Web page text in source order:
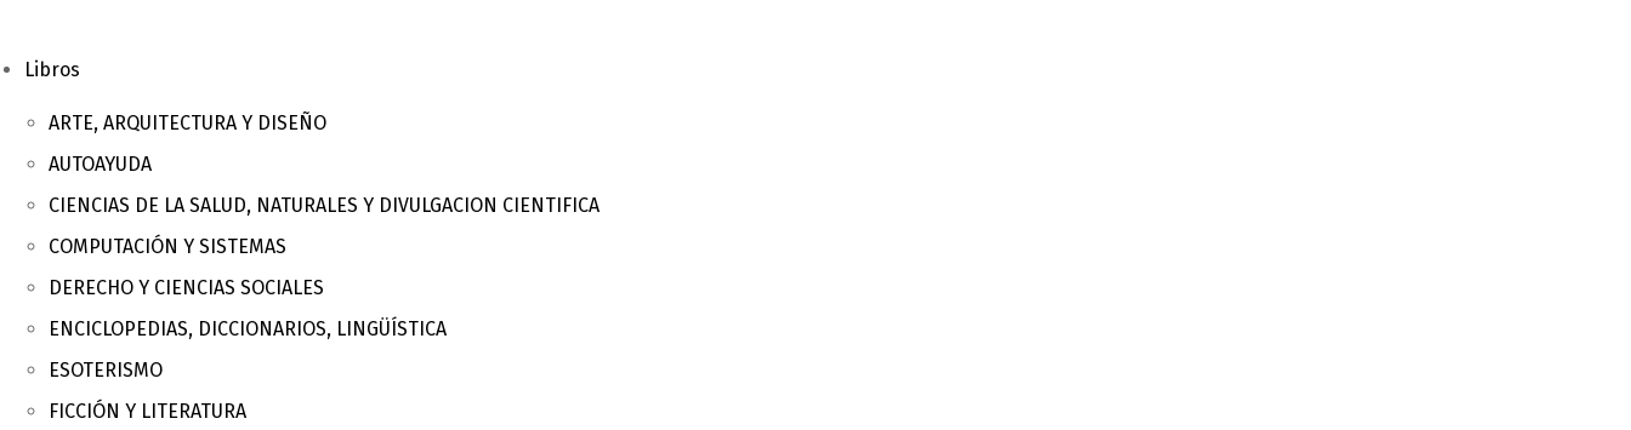
Libros
ARTE, ARQUITECTURA Y DISEÑO
AUTOAYUDA
CIENCIAS DE LA SALUD, NATURALES Y DIVULGACION CIENTIFICA
COMPUTACIÓN Y SISTEMAS
DERECHO Y CIENCIAS SOCIALES
ENCICLOPEDIAS, DICCIONARIOS, LINGÜÍSTICA
ESOTERISMO
FICCIÓN Y LITERATURA